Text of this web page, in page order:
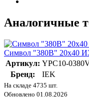
Аналогичные
Символ "380В" 20х40
Артикул: YPC10-
Бренд:
IEK
На складе 4735 шт.
Обновлено 01.08.2026